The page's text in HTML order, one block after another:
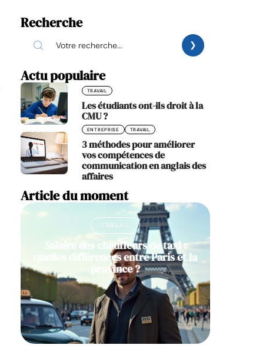
Recherche
Actu populaire
TRAVAIL
Les étudiants ont-ils droit à la
CMU ?
ENTREPRISE TRAVAIL
3 méthodes pour améliorer
vos compétences de
communication en anglais des
affaires
Article du moment
TRAVAIL
Salaire des chauffeurs de taxi :
quelles différences entre Paris et la
province ?